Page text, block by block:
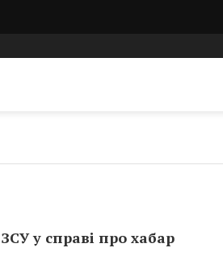
у справі про хабар